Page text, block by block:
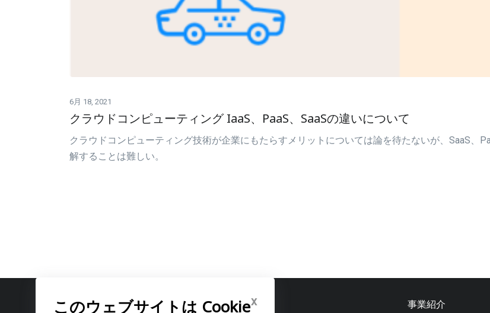
6月 18, 2021
クラウドコンピューティング IaaS、PaaS、SaaSの違いについて
クラウドコンピューティング技術が企業にもたらすメリットについては論を待たないが、SaaS、
解することは難しい。
事業紹介
このウェブサイトは Cookiex